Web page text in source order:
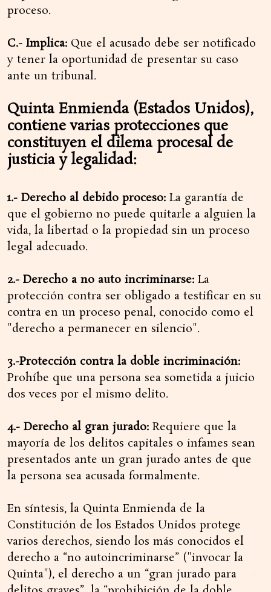
proceso.
C.- Implica: Que el acusado debe ser notificado
y tener la oportunidad de presentar su caso
ante un tribunal.
Quinta Enmienda (Estados Unidos),
contiene varias protecciones que
constituyen el dilema procesal de
justicia y legalidad:
1.- Derecho al debido proceso: La garantía de
que el gobierno no puede quitarle a alguien la
vida, la libertad o la propiedad sin un proceso
legal adecuado.
2.- Derecho a no auto incriminarse: La
protección contra ser obligado a testificar en su
contra en un proceso penal, conocido como el
"derecho a permanecer en silencio".
3.-Protección contra la doble incriminación:
Prohíbe que una persona sea sometida a juicio
dos veces por el mismo delito.
4.- Derecho al gran jurado: Requiere que la
mayoría de los delitos capitales o infames sean
presentados ante un gran jurado antes de que
la persona sea acusada formalmente.
En síntesis, la Quinta Enmienda de la
Constitución de los Estados Unidos protege
varios derechos, siendo los más conocidos el
derecho a “no autoincriminarse” ("invocar la
Quinta"), el derecho a un “gran jurado para